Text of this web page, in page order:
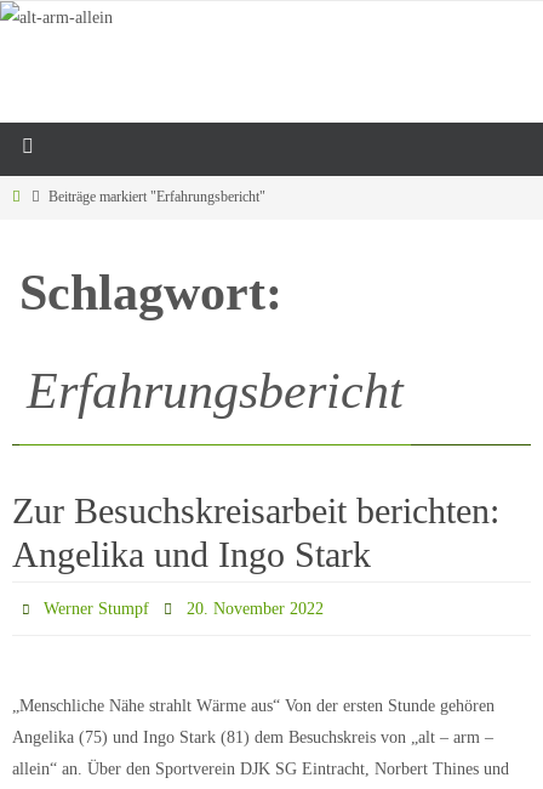
Beiträge markiert "Erfahrungsbericht"
Schlagwort:
Erfahrungsbericht
Zur Besuchskreisarbeit berichten:
Angelika und Ingo Stark
Werner Stumpf 20. November 2022
„Menschliche Nähe strahlt Wärme aus“ Von der ersten Stunde gehören
Angelika (75) und Ingo Stark (81) dem Besuchskreis von „alt – arm –
allein“ an. Über den Sportverein DJK SG Eintracht, Norbert Thines und